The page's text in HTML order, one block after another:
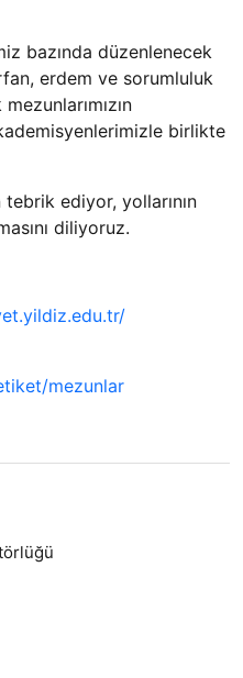
bazında düzenlenecek
erdem ve sorumluluk
birlikte
tebrik ediyor, yollarının
diliyoruz.
mezunlar